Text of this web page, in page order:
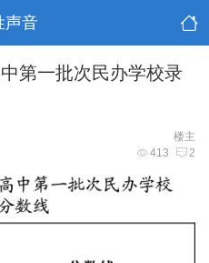
声音
第一批次民办学校录
楼主
413 2